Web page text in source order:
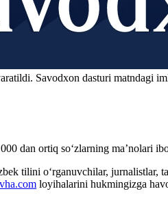
Savodxon dasturi matndagi
dan ortiq so‘zlarning ma’nolari
tilini o‘rganuvchilar,
loyihalarini hukmingizga